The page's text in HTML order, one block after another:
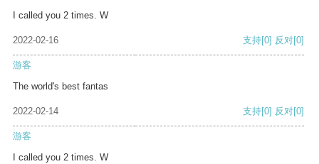
I called you 2 times. W
2022-02-16 支持[0] 反对[0]
游客
The world's best fantas
2022-02-14 支持[0] 反对[0]
游客
I called you 2 times. W